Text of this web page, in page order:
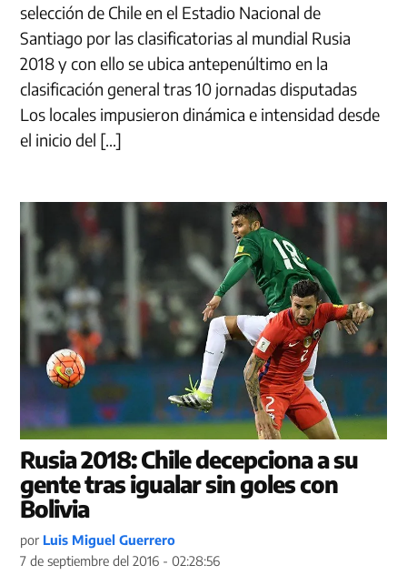
selección de Chile en el Estadio Nacional de
Santiago por las clasificatorias al mundial Rusia
2018 y con ello se ubica antepenúltimo en la
clasificación general tras 10 jornadas disputadas
Los locales impusieron dinámica e intensidad desde
el inicio del […]
Rusia 2018: Chile decepciona a su
gente tras igualar sin goles con
Bolivia
por Luis Miguel Guerrero
7 de septiembre del 2016 - 02:28:56